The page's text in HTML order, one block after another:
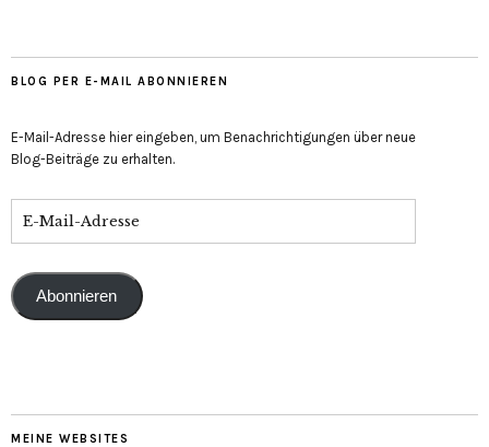
BLOG PER E-MAIL ABONNIEREN
E-Mail-Adresse hier eingeben, um Benachrichtigungen über neue
Blog-Beiträge zu erhalten.
Abonnieren
MEINE WEBSITES